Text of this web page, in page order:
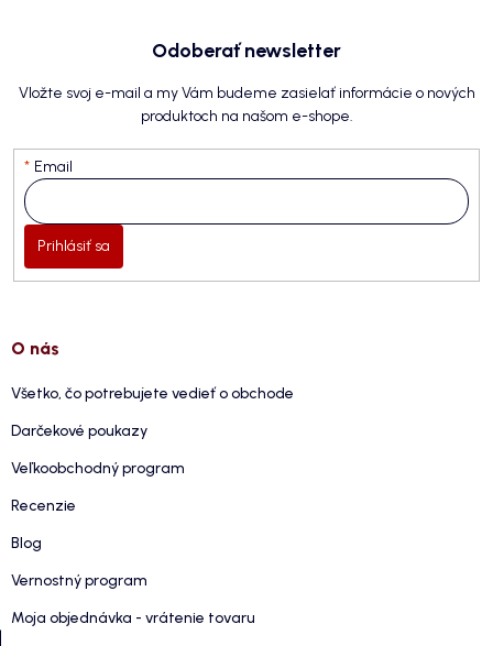
Odoberať newsletter
Vložte svoj e-mail a my Vám budeme zasielať informácie o nových
produktoch na našom e-shope.
Email
Prihlásiť sa
O nás
Všetko, čo potrebujete vedieť o obchode
Darčekové poukazy
Veľkoobchodný program
Recenzie
Blog
Vernostný program
Moja objednávka - vrátenie tovaru